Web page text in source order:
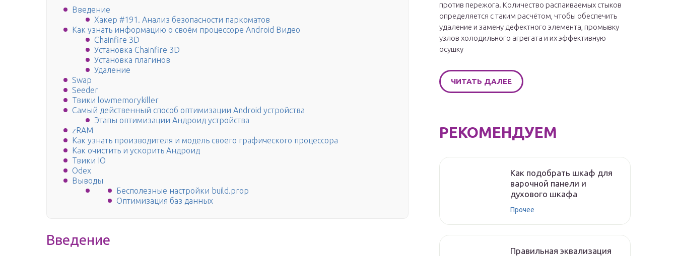
Введение
Хакер #191. Анализ безопасности паркоматов
Как узнать информацию о своём процессоре Android Видео
Chainfire 3D
Установка Chainfire 3D
Установка плагинов
Удаление
Swap
Seeder
Твики lowmemorykiller
Самый действенный способ оптимизации Android устройства
Этапы оптимизации Андроид устройства
zRAM
Как узнать производителя и модель своего графического процессора
Как очистить и ускорить Андроид
Твики IO
Odex
Выводы
Бесполезные настройки build.prop
Оптимизация баз данных
Введение
против пережога. Количество распаиваемых стыков
определяется с таким расчётом, чтобы обеспечить
удаление и замену дефектного элемента, промывку
узлов холодильного агрегата и их эффективную
осушку
ЧИТАТЬ ДАЛЕЕ
РЕКОМЕНДУЕМ
Как подобрать шкаф для
варочной панели и
духового шкафа
Прочее
Правильная эквализация